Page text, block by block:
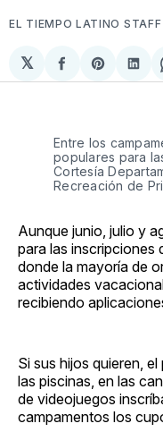
EL TIEMPO LATINO STAFF
𝕏
Compartir
en
Share
on
en
Entre los
populares para
Cortesía
Recreación de
Aunque junio, julio y
para las inscripciones
donde la mayoría de
actividades
recibiendo
Si sus hijos quieren,
las piscinas, en las
de videojuegos
campamentos los